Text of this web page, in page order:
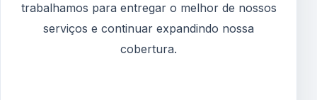
trabalhamos para entregar o melhor de nossos
serviços e continuar expandindo nossa
cobertura.